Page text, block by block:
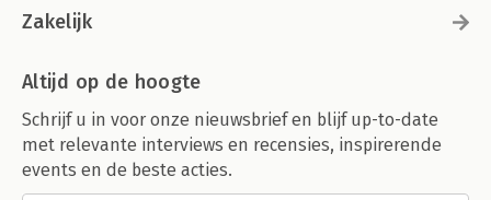
Zakelijk
Altijd op de hoogte
Schrijf u in voor onze nieuwsbrief en blijf up-to-date
met relevante interviews en recensies, inspirerende
events en de beste acties.